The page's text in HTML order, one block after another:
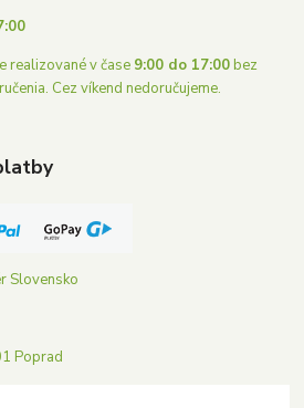
realizované v čase 9:00 do 17:00bez
Cez víkend nedoručujeme.
Slovensko
Poprad